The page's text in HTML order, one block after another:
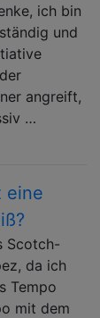
ich bin
und
angreift,
…
eine
Scotch-
da ich
Tempo
mit dem